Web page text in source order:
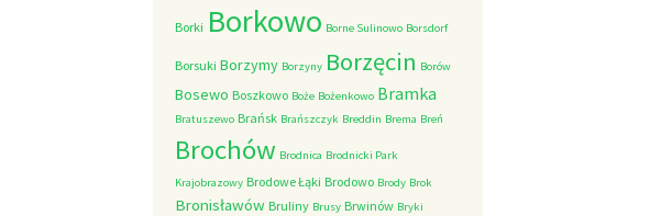
Borki Borkowo Borne Sulinowo Borsdorf
Borsuki Borzymy Borzyny Borzęcin Borów
Bosewo Boszkowo Boże Bożenkowo Bramka
Bratuszewo Brańsk Brańszczyk Breddin Brema Breń
Brochów Brodnica Brodnicki Park
Krajobrazowy Brodowe Łąki Brodowo Brody Brok
Bronisławów Bruliny Brusy Brwinów Bryki